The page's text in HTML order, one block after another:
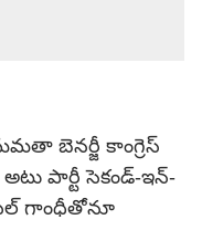
బెనర్జీ కాంగ్రెస్
పార్టీ సెకండ్-ఇన్-
గాంధీతోనూ